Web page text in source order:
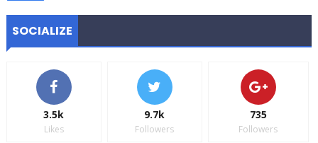
SOCIALIZE
3.5k
Likes
9.7k
Followers
735
Followers